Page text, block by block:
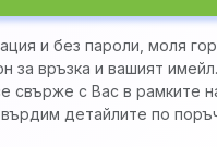
и без пароли, моля
за връзка и вашият
свърже с Вас в рамките
детайлите по